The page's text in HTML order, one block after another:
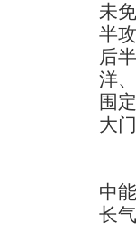
未
半
后
洋
围
大
平
中
长